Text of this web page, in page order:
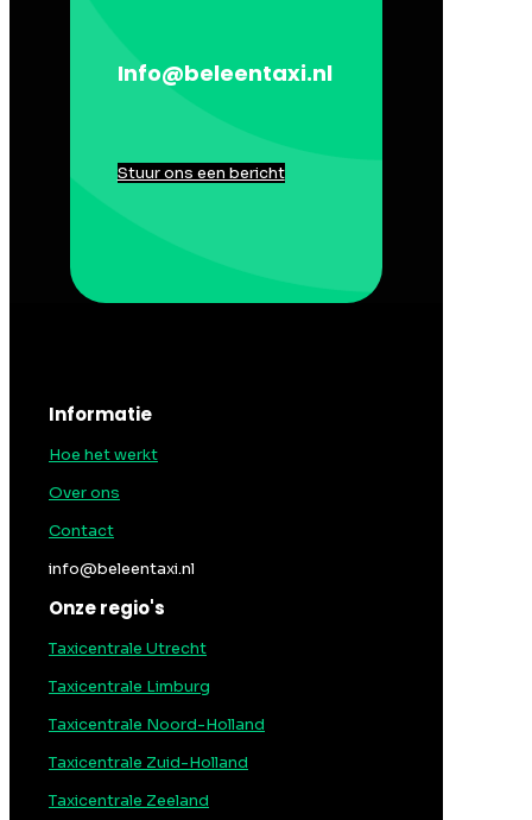
Info@beleentaxi.nl
Stuur ons een bericht
Informatie
Hoe het werkt
Over ons
Contact
info@beleentaxi.nl
Onze regio's
Taxicentrale Utrecht
Taxicentrale Limburg
Taxicentrale Noord-Holland
Taxicentrale Zuid-Holland
Taxicentrale Zeeland